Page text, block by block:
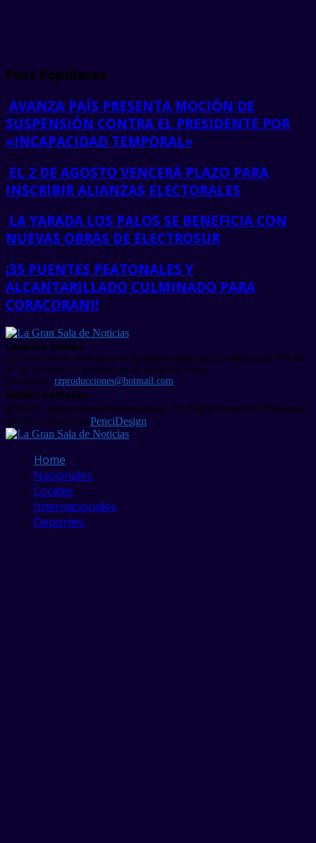
Post Populares
AVANZA PAÍS PRESENTA MOCIÓN DE
SUSPENSIÓN CONTRA EL PRESIDENTE POR
«INCAPACIDAD TEMPORAL»
EL 2 DE AGOSTO VENCERÁ PLAZO PARA
INSCRIBIR ALIANZAS ELECTORALES
LA YARADA LOS PALOS SE BENEFICIA CON
NUEVAS OBRAS DE ELECTROSUR
¡35 PUENTES PEATONALES Y
ALCANTARILLADO CULMINADO PARA
CORACORANI!
Quienes Somos
La Gran Sala de Noticias es un programa radial que se emite por la FM del
97.10 de Radio La Estación en la ciudad de Tacna.
Escríbanos: rzproducciones@hotmail.com
Redes Sociales
Facebook
Twitter
Linkedin
Youtube
@2026 - lagransaladenoticias.net.pe. All Right Reserved. Designed
and Developed by PenciDesign
Home
Nacionales
Locales
Internacionales
Deportes